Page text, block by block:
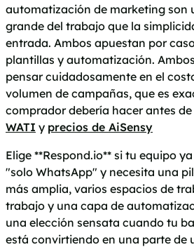
automatización de marketing son
grande del trabajo que la
entrada. Ambos apuestan por
plantillas y automatización.
pensar cuidadosamente en el
volumen de campañas, que es
comprador debería hacer antes de
WATI y precios de AiSensy
Elige **Respond.io** si tu equipo
"solo WhatsApp" y necesita una
más amplia, varios espacios de
trabajo y una capa de
una elección sensata cuando tu
está convirtiendo en una parte de